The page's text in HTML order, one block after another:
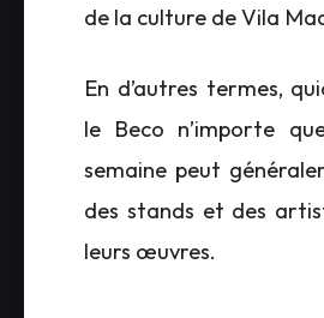
de la culture de Vila
En d’autres termes,
le Beco n’importe
semaine peut
des stands et des
leurs œuvres.